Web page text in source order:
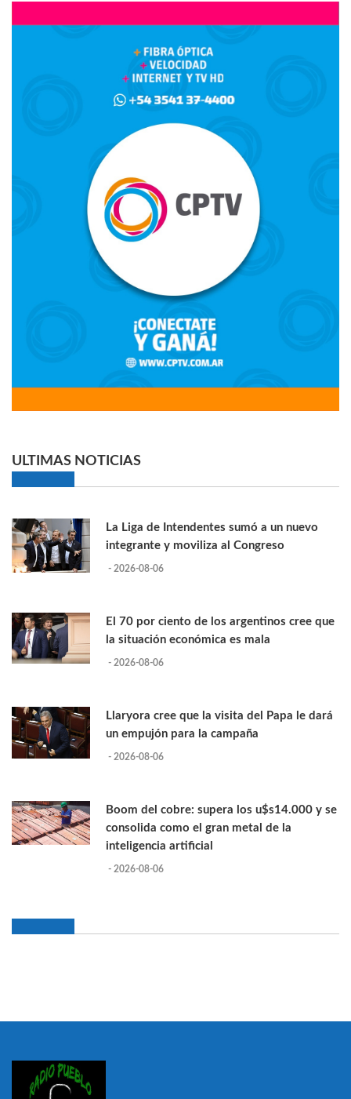
ULTIMAS NOTICIAS
La Liga de Intendentes sumó a un nuevo
integrante y moviliza al Congreso
- 2026-08-06
El 70 por ciento de los argentinos cree que
la situación económica es mala
- 2026-08-06
Llaryora cree que la visita del Papa le dará
un empujón para la campaña
- 2026-08-06
Boom del cobre: supera los u$s14.000 y se
consolida como el gran metal de la
inteligencia artificial
- 2026-08-06